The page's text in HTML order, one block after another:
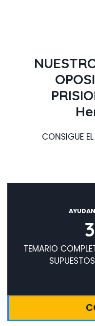
CONSIGUE
TEMARIO